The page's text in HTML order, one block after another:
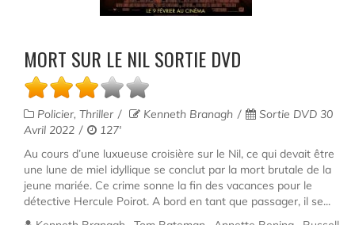
MORT SUR LE NIL SORTIE DVD
Policier, Thriller Kenneth Branagh
Sortie DVD 30
Avril 2022
127'
Au cours d’une luxueuse croisière sur le Nil, ce qui devait être
une lune de miel idyllique se conclut par la mort brutale de la
jeune mariée. Ce crime sonne la fin des vacances pour le
détective Hercule Poirot. A bord en tant que passager, il se...